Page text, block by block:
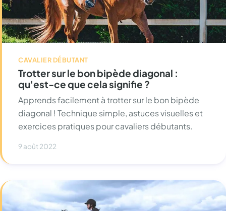
CAVALIER DÉBUTANT
Trotter sur le bon bipède diagonal :
qu'est-ce que cela signifie ?
Apprends facilement à trotter sur le bon bipède
diagonal ! Technique simple, astuces visuelles et
exercices pratiques pour cavaliers débutants.
9 août 2022